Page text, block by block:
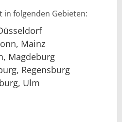
in folgenden Gebieten:
Mainz
Magdeburg
Regensburg
Ulm